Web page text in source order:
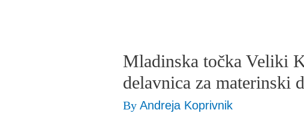
Mladinska točka Veliki
delavnica za materinski
ByAndreja Koprivnik
Mladinska
točka
Veliki